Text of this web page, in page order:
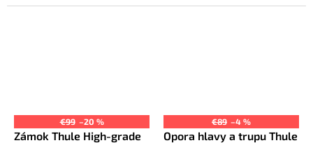
€99 –20 %
Zámok Thule High-grade
€89 –4 %
Opora hlavy a trupu Thule